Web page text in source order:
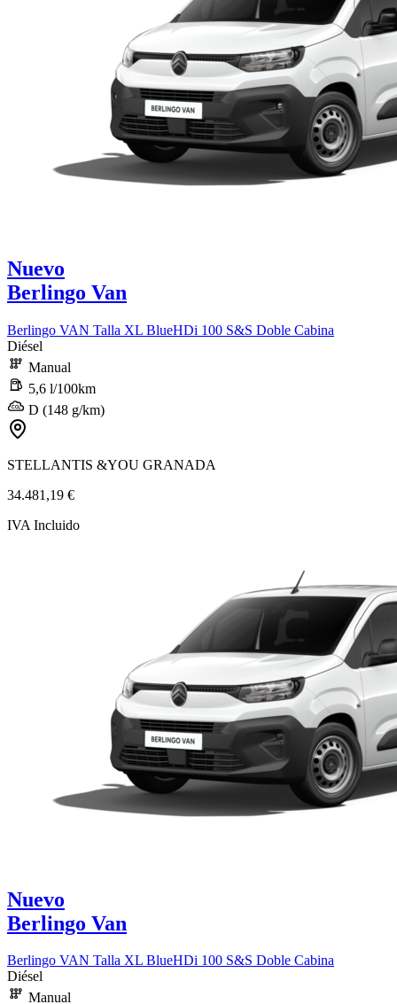
Nuevo
Berlingo Van
Berlingo VAN Talla XL BlueHDi 100 S&S Doble Cabina
Diésel
Manual
5,6 l/100km
D (148 g/km)
STELLANTIS &YOU GRANADA
34.481,19 €
IVA Incluido
Nuevo
Berlingo Van
Berlingo VAN Talla XL BlueHDi 100 S&S Doble Cabina
Diésel
Manual